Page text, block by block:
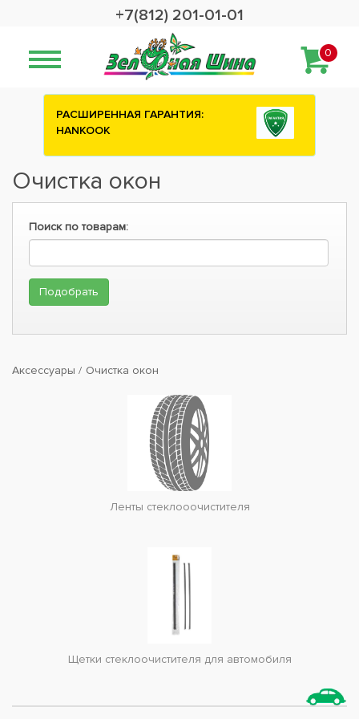
+7(812) 201-01-01
0
РАСШИРЕННАЯ ГАРАНТИЯ:
HANKOOK
Очистка окон
Поиск по товарам:
Аксессуары Очистка окон
Ленты стеклооочистителя
Щетки стеклоочистителя для автомобиля